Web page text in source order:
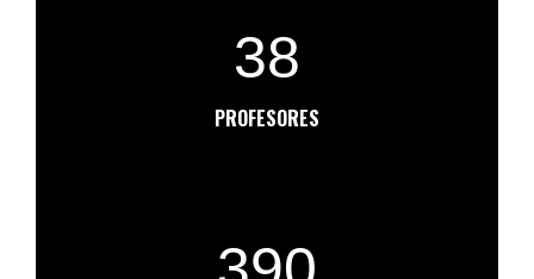
38
PROFESORES